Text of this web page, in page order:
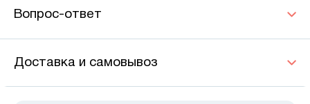
Вопрос-ответ
Доставка и самовывоз